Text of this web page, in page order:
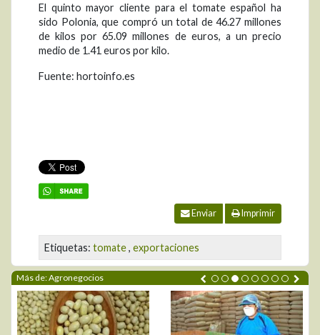
El quinto mayor cliente para el tomate español ha
sido Polonia, que compró un total de 46.27 millones
de kilos por 65.09 millones de euros, a un precio
medio de 1.41 euros por kilo.
Fuente: hortoinfo.es
Enviar Imprimir
Etiquetas: tomate, exportaciones
Más de: Agronegocios